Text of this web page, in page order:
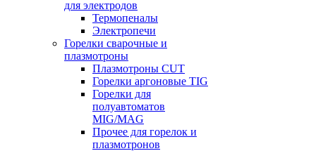
для электродов
Термопеналы
Электропечи
Горелки сварочные и
плазмотроны
Плазмотроны CUT
Горелки аргоновые TIG
Горелки для
полуавтоматов
MIG/MAG
Прочее для горелок и
плазмотронов